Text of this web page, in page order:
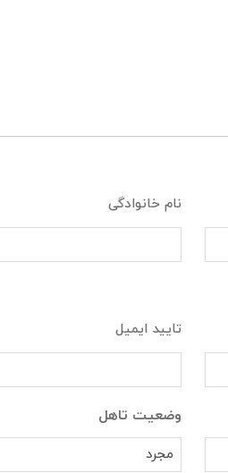
نام خانوادگی
تایید ایمیل
وضعیت تاهل